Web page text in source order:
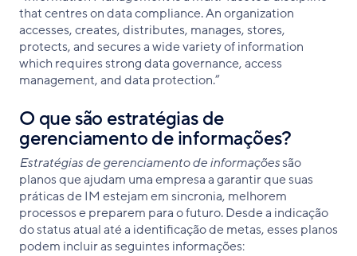
that centres on data compliance. An organization
accesses, creates, distributes, manages, stores,
protects, and secures a wide variety of information
which requires strong data governance, access
management, and data protection.”
O que são estratégias de
gerenciamento de informações?
Estratégias de gerenciamento de informaçõessão
planos que ajudam uma empresa a garantir que suas
práticas de IM estejam em sincronia, melhorem
processos e preparem para o futuro. Desde a indicação
do status atual até a identificação de metas, esses planos
podem incluir as seguintes informações: